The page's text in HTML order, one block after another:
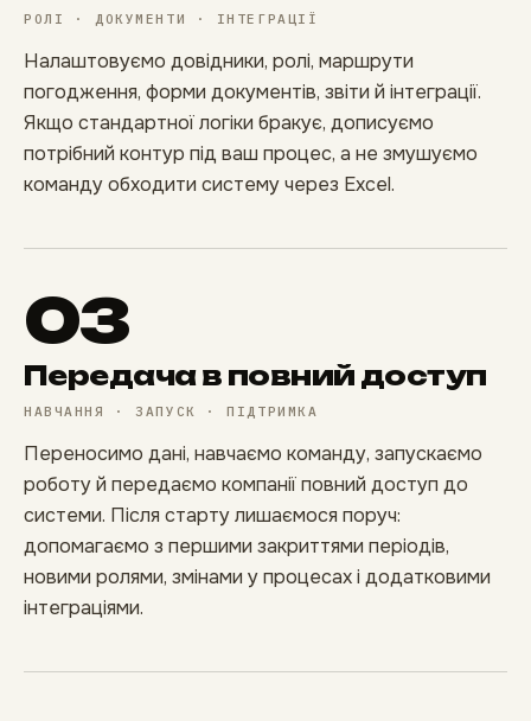
РОЛІ · ДОКУМЕНТИ · ІНТЕГРАЦІЇ
Налаштовуємо довідники, ролі, маршрути
погодження, форми документів, звіти й інтеграції.
Якщо стандартної логіки бракує, дописуємо
потрібний контур під ваш процес, а не змушуємо
команду обходити систему через Excel.
03
Передача в повний доступ
НАВЧАННЯ · ЗАПУСК · ПІДТРИМКА
Переносимо дані, навчаємо команду, запускаємо
роботу й передаємо компанії повний доступ до
системи. Після старту лишаємося поруч:
допомагаємо з першими закриттями періодів,
новими ролями, змінами у процесах і додатковими
інтеграціями.